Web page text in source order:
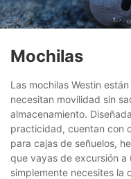
Mochilas
Las mochilas Westin
necesitan movilidad sin
almacenamiento.
practicidad, cuentan con
para cajas de señuelos,
que vayas de excursión
simplemente necesites la